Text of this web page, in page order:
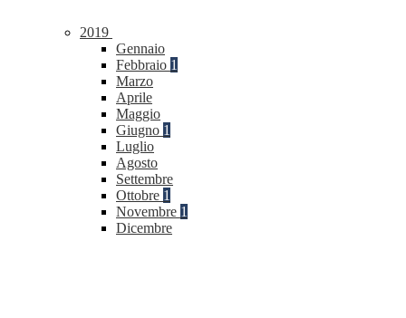
2019
Gennaio
Febbraio 1
Marzo
Aprile
Maggio
Giugno 1
Luglio
Agosto
Settembre
Ottobre 1
Novembre 1
Dicembre